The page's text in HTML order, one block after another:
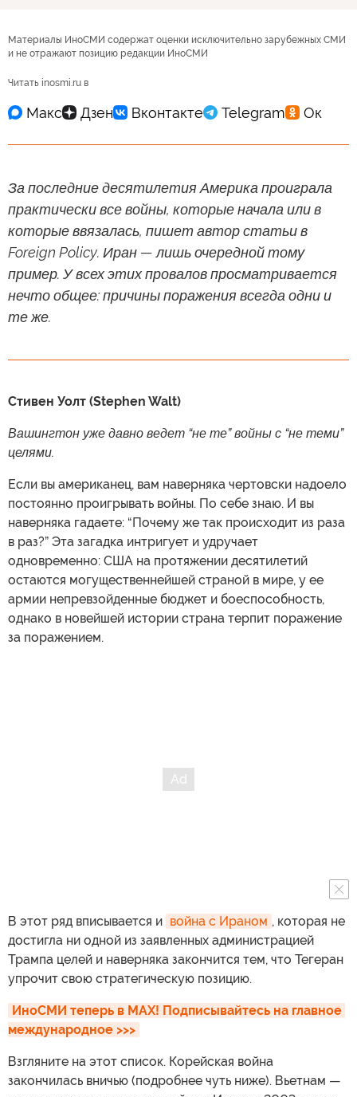
Материалы ИноСМИ содержат оценки исключительно зарубежных СМИ
и не отражают позицию редакции ИноСМИ
Читать inosmi.ru в
За последние десятилетия Америка проиграла
практически все войны, которые начала или в
которые ввязалась, пишет автор статьи в
Foreign Policy. Иран — лишь очередной тому
пример. У всех этих провалов просматривается
нечто общее: причины поражения всегда одни и
те же.
Стивен Уолт (Stephen Walt)
Вашингтон уже давно ведет “не те” войны с “не теми”
целями.
Если вы американец, вам наверняка чертовски надоело
постоянно проигрывать войны. По себе знаю. И вы
наверняка гадаете: “Почему же так происходит из раза
в раз?” Эта загадка интригует и удручает
одновременно: США на протяжении десятилетий
остаются могущественнейшей страной в мире, у ее
армии непревзойденные бюджет и боеспособность,
однако в новейшей истории страна терпит поражение
за поражением.
В этот ряд вписывается и война с Ираном , которая не
достигла ни одной из заявленных администрацией
Трампа целей и наверняка закончится тем, что Тегеран
упрочит свою стратегическую позицию.
ИноСМИ теперь в MAX! Подписывайтесь на главное
международное >>>
Взгляните на этот список. Корейская война
закончилась вничью (подробнее чуть ниже). Вьетнам —